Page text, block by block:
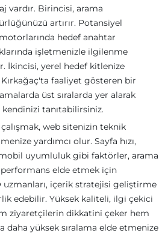
vardır. Birincisi, arama
artırır. Potansiyel
hedef anahtar
işletmenizle ilgilenme
İkincisi, yerel hedef kitlenize
Kırkağaç'ta faaliyet gösteren bir
üst sıralarda yer alarak
tanıtabilirsiniz.
çalışmak, web sitenizin teknik
yardımcı olur. Sayfa hızı,
uyumluluk gibi faktörler, arama
elde etmek için
uzmanları, içerik stratejisi geliştirme
edebilir. Yüksek kaliteli, ilgi çekici
ziyaretçilerin dikkatini çeker hem
daha yüksek sıralama elde etmenize